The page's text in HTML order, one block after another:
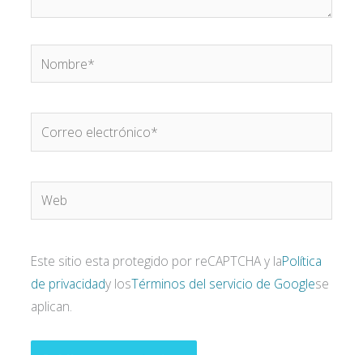
Nombre*
Correo
Web
Este sitio esta protegido por reCAPTCHA y laPolítica
de privacidady losTérminos del servicio de Googlese
aplican.